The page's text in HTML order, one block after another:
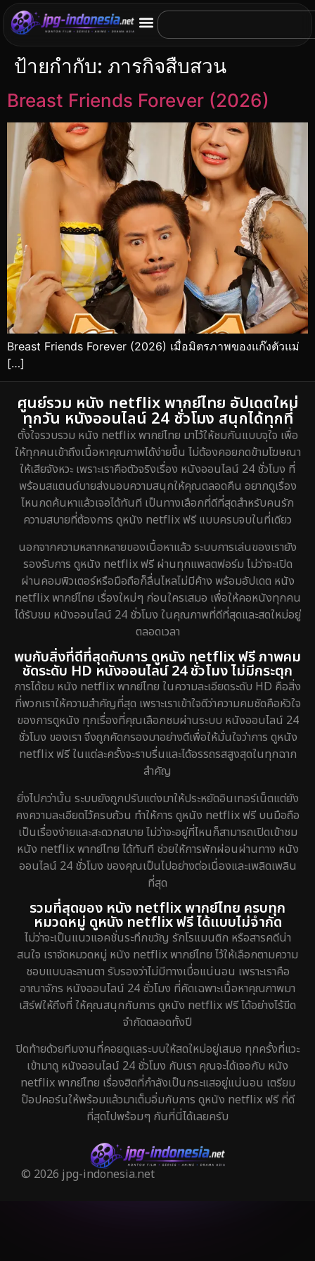
ป้ายกำกับ: ภารกิจสืบสวน
Breast Friends Forever (2026)
Breast Friends Forever (2026) เมื่อมิตรภาพของแก๊งตัวแม่
[…]
ศูนย์รวม หนัง netflix พากย์ไทย อัปเดตใหม่
ทุกวัน หนังออนไลน์ 24 ชั่วโมง สนุกได้ทุกที่
ตั้งใจรวบรวม หนัง netflix พากย์ไทย มาไว้ให้ชมกันแบบจุใจ เพื่อ
ให้ทุกคนเข้าถึงเนื้อหาคุณภาพได้ง่ายขึ้น ไม่ต้องคอยกดข้ามโฆษณา
ให้เสียจังหวะ เพราะเราคือตัวจริงเรื่อง หนังออนไลน์ 24 ชั่วโมง ที่
พร้อมสแตนด์บายส่งมอบความสนุกให้คุณตลอดคืน อยากดูเรื่อง
ไหนกดค้นหาแล้วเจอได้ทันที เป็นทางเลือกที่ดีที่สุดสำหรับคนรัก
ความสบายที่ต้องการ ดูหนัง netflix ฟรี แบบครบจบในที่เดียว
นอกจากความหลากหลายของเนื้อหาแล้ว ระบบการเล่นของเรายัง
รองรับการ ดูหนัง netflix ฟรี ผ่านทุกแพลตฟอร์ม ไม่ว่าจะเปิด
ผ่านคอมพิวเตอร์หรือมือถือก็ลื่นไหลไม่มีค้าง พร้อมอัปเดต หนัง
netflix พากย์ไทย เรื่องใหม่ๆ ก่อนใครเสมอ เพื่อให้คอหนังทุกคน
ได้รับชม หนังออนไลน์ 24 ชั่วโมง ในคุณภาพที่ดีที่สุดและสดใหม่อยู่
ตลอดเวลา
พบกับสิ่งที่ดีที่สุดกับการ ดูหนัง netflix ฟรี ภาพคม
ชัดระดับ HD หนังออนไลน์ 24 ชั่วโมง ไม่มีกระตุก
การได้ชม หนัง netflix พากย์ไทย ในความละเอียดระดับ HD คือสิ่ง
ที่พวกเราให้ความสำคัญที่สุด เพราะเราเข้าใจดีว่าความคมชัดคือหัวใจ
ของการดูหนัง ทุกเรื่องที่คุณเลือกชมผ่านระบบ หนังออนไลน์ 24
ชั่วโมง ของเรา จึงถูกคัดกรองมาอย่างดีเพื่อให้มั่นใจว่าการ ดูหนัง
netflix ฟรี ในแต่ละครั้งจะราบรื่นและได้อรรถรสสูงสุดในทุกฉาก
สำคัญ
ยิ่งไปกว่านั้น ระบบยังถูกปรับแต่งมาให้ประหยัดอินเทอร์เน็ตแต่ยัง
คงความละเอียดไว้ครบถ้วน ทำให้การ ดูหนัง netflix ฟรี บนมือถือ
เป็นเรื่องง่ายและสะดวกสบาย ไม่ว่าจะอยู่ที่ไหนก็สามารถเปิดเข้าชม
หนัง netflix พากย์ไทย ได้ทันที ช่วยให้การพักผ่อนผ่านทาง หนัง
ออนไลน์ 24 ชั่วโมง ของคุณเป็นไปอย่างต่อเนื่องและเพลิดเพลิน
ที่สุด
รวมที่สุดของ หนัง netflix พากย์ไทย ครบทุก
หมวดหมู่ ดูหนัง netflix ฟรี ได้แบบไม่จำกัด
ไม่ว่าจะเป็นแนวแอคชั่นระทึกขวัญ รักโรแมนติก หรือสารคดีน่า
สนใจ เราจัดหมวดหมู่ หนัง netflix พากย์ไทย ไว้ให้เลือกตามความ
ชอบแบบละลานตา รับรองว่าไม่มีทางเบื่อแน่นอน เพราะเราคือ
อาณาจักร หนังออนไลน์ 24 ชั่วโมง ที่คัดเฉพาะเนื้อหาคุณภาพมา
เสิร์ฟให้ถึงที่ ให้คุณสนุกกับการ ดูหนัง netflix ฟรี ได้อย่างไร้ขีด
จำกัดตลอดทั้งปี
ปิดท้ายด้วยทีมงานที่คอยดูแลระบบให้สดใหม่อยู่เสมอ ทุกครั้งที่แวะ
เข้ามาดู หนังออนไลน์ 24 ชั่วโมง กับเรา คุณจะได้เจอกับ หนัง
netflix พากย์ไทย เรื่องฮิตที่กำลังเป็นกระแสอยู่แน่นอน เตรียม
ป๊อปคอร์นให้พร้อมแล้วมาเต็มอิ่มกับการ ดูหนัง netflix ฟรี ที่ดี
ที่สุดไปพร้อมๆ กันที่นี่ได้เลยครับ
© 2026 jpg-indonesia.net